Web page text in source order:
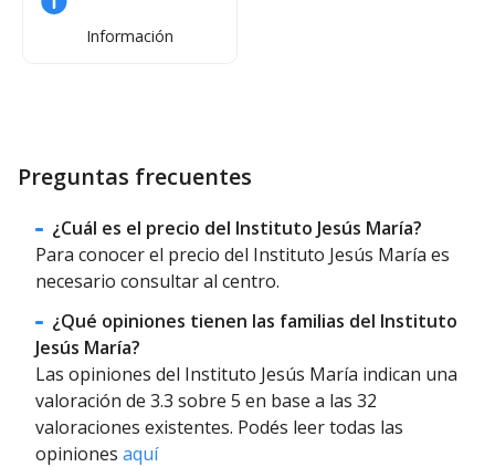
Información
Preguntas frecuentes
¿Cuál es el precio del Instituto Jesús María?
Para conocer el precio del Instituto Jesús María es
necesario consultar al centro.
¿Qué opiniones tienen las familias del Instituto
Jesús María?
Las opiniones del Instituto Jesús María indican una
valoración de 3.3 sobre 5 en base a las 32
valoraciones existentes. Podés leer todas las
opiniones aquí